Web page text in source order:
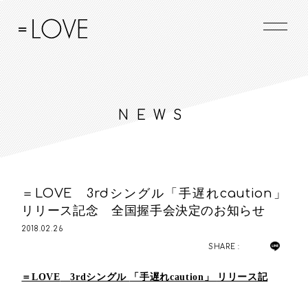
NEWS
＝LOVE 3rdシングル「手遅れcaution」
リリース記念 全国握手会決定のお知らせ
2018.02.26
SHARE :
＝LOVE 3rdシングル 「手遅れcaution」
リリース記